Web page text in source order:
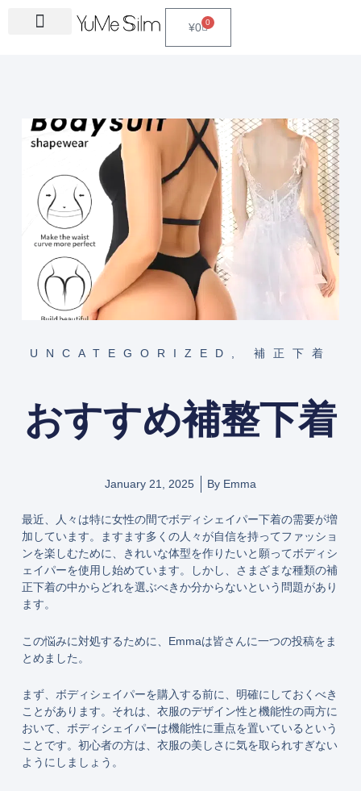
¥0 0
Cart
UNCATEGORIZED , 補正下着
おすすめ補整下着
January 21, 2025 By Emma
最近、人々は特に女性の間でボディシェイパー下着の需要が増
加しています。ますます多くの人々が自信を持ってファッショ
ンを楽しむために、きれいな体型を作りたいと願ってボディシ
ェイパーを使用し始めています。しかし、さまざまな種類の補
正下着の中からどれを選ぶべきか分からないという問題があり
ます。
この悩みに対処するために、Emmaは皆さんに一つの投稿をま
とめました。
まず、ボディシェイパーを購入する前に、明確にしておくべき
ことがあります。それは、衣服のデザイン性と機能性の両方に
おいて、ボディシェイパーは機能性に重点を置いているという
ことです。初心者の方は、衣服の美しさに気を取られすぎない
ようにしましょう。